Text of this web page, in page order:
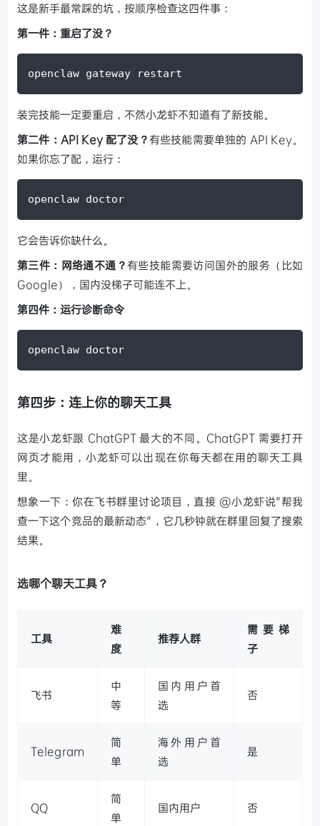
这是新手最常踩的坑，按顺序检查这四件事：
第一件：重启了没？
openclaw gateway restart
装完技能一定要重启，不然小龙虾不知道有了新技能。
第二件：API Key 配了没？有些技能需要单独的 API Key。
如果你忘了配，运行：
openclaw doctor
它会告诉你缺什么。
第三件：网络通不通？有些技能需要访问国外的服务（比如
Google），国内没梯子可能连不上。
第四件：运行诊断命令
openclaw doctor
第四步：连上你的聊天工具
这是小龙虾跟 ChatGPT 最大的不同。ChatGPT 需要打开
网页才能用，小龙虾可以出现在你每天都在用的聊天工具
里。
想象一下：你在飞书群里讨论项目，直接 @小龙虾说"帮我
查一下这个竞品的最新动态"，它几秒钟就在群里回复了搜索
结果。
选哪个聊天工具？
工具
难
度
推荐人群
需要梯
子
飞书
中
等
国内用户首
选
否
Telegram
简
单
海外用户首
选
是
QQ
简
单
国内用户 否